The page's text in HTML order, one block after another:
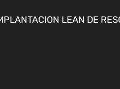
LEAN DE